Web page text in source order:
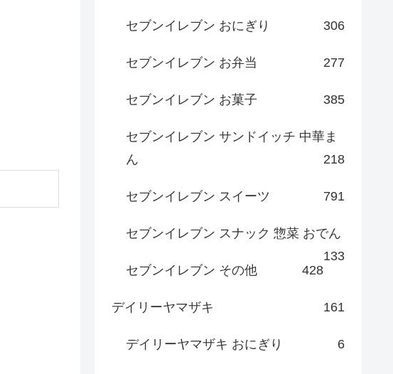
セブンイレブン おにぎり 306
セブンイレブン お弁当 277
セブンイレブン お菓子 385
セブンイレブン サンドイッチ 中華ま
ん
218
セブンイレブン スイーツ 791
セブンイレブン スナック 惣菜 おでん
133
セブンイレブン その他
428
デイリーヤマザキ 161
デイリーヤマザキ おにぎり 6